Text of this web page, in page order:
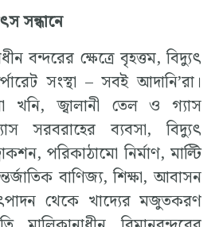
সন্ধানে
বন্দরের ক্ষেত্রে বৃহত্তম, বিদ্যুৎ
সংস্থা – সবই আদানি’রা।
খনি, জ্বালানী তেল ও গ্যাস
সরবরাহের ব্যবসা, বিদ্যুৎ
পরিকাঠামো নির্মাণ, মাল্টি
বাণিজ্য, শিক্ষা, আবাসন
থেকে খাদ্যের মজুতকরণ